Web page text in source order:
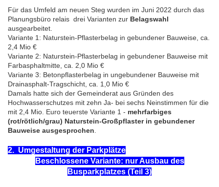
Für das Umfeld am neuen Steg wurden im Juni 2022 durch das
Planungsbüro relais drei Varianten zur Belagswahl
ausgearbeitet.
Variante 1: Naturstein-Pflasterbelag in gebundener Bauweise, ca.
2,4 Mio €
Variante 2: Naturstein-Pflasterbelag in gebundener Bauweise mit
Farbasphaltmitte, ca. 2,0 Mio €
Variante 3: Betonpflasterbelag in ungebundener Bauweise mit
Drainasphalt-Tragschicht, ca. 1,0 Mio €
Damals hatte sich der Gemeinderat aus Gründen des
Hochwasserschutzes mit zehn Ja- bei sechs Neinstimmen für die
mit 2,4 Mio. Euro teuerste Variante 1 - mehrfarbiges
(rot/rötlich/grau) Naturstein-Großpflaster in gebundener
Bauweise ausgesprochen
2. Umgestaltung der Parkplätze
Beschlossene Variante: nur Ausbau des
Busparkplatzes (Teil 3)